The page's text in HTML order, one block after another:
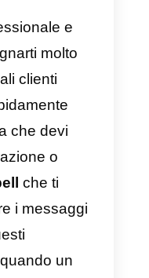
Telegram,
sarà
un’agenda
di gestire
tutte
così servire i
modo